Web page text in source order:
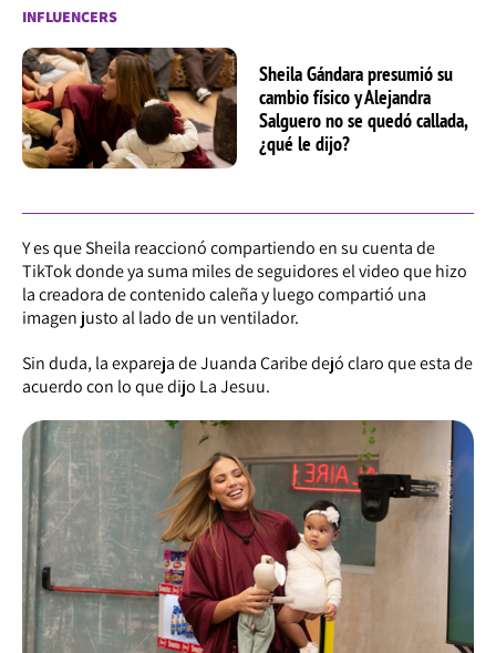
INFLUENCERS
Sheila Gándara presumió su
cambio físico y Alejandra
Salguero no se quedó callada,
¿qué le dijo?
Y es que Sheila reaccionó compartiendo en su cuenta de
TikTok donde ya suma miles de seguidores el video que hizo
la creadora de contenido caleña y luego compartió una
imagen justo al lado de un ventilador.
Sin duda, la expareja de Juanda Caribe dejó claro que esta de
acuerdo con lo que dijo La Jesuu.